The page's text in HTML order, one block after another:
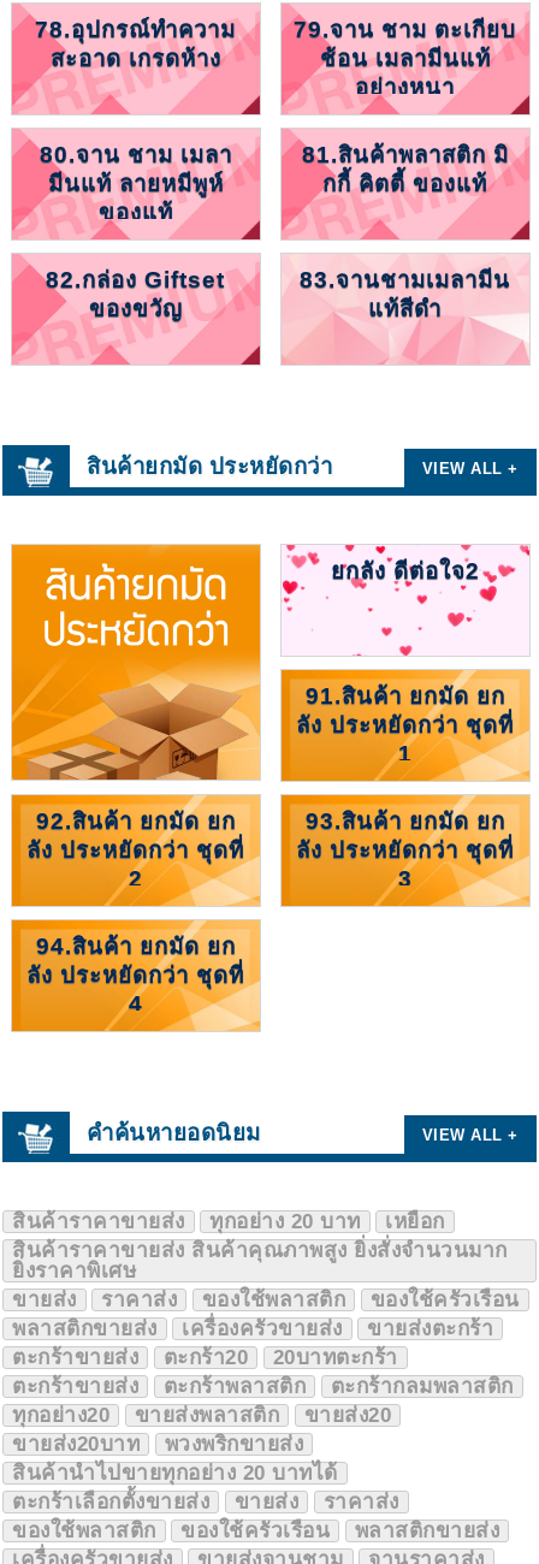
78.อุปกรณ์ทำความ
สะอาด เกรดห้าง
79.จาน ชาม ตะเกียบ
ช้อน เมลามีนแท้
อย่างหนา
80.จาน ชาม เมลา
มีนแท้ ลายหมีพูห์
ของแท้
81.สินค้าพลาสติก มิ
กกี้ คิตตี้ ของแท้
82.กล่อง Giftset
ของขวัญ
83.จานชามเมลามีน
แท้สีดำ
สินค้ายกมัด ประหยัดกว่า VIEW ALL +
ยกลัง ดีต่อใจ2
91.สินค้า ยกมัด ยก
ลัง ประหยัดกว่า ชุดที่
1
92.สินค้า ยกมัด ยก
ลัง ประหยัดกว่า ชุดที่
2
93.สินค้า ยกมัด ยก
ลัง ประหยัดกว่า ชุดที่
3
94.สินค้า ยกมัด ยก
ลัง ประหยัดกว่า ชุดที่
4
คำค้นหายอดนิยม VIEW ALL +
สินค้าราคาขายส่ง ทุกอย่าง 20 บาท
เหยือก
สินค้าราคาขายส่ง สินค้าคุณภาพสูง ยิ่งสั่งจำนวนมาก
ยิ่งราคาพิเศษ
ขายส่ง
ราคาส่ง ของใช้พลาสติก
ของใช้ครัวเรือน
พลาสติกขายส่ง
เครื่องครัวขายส่ง
ขายส่งตะกร้า
ตะกร้าขายส่ง
ตะกร้า20
20บาทตะกร้า
ตะกร้าขายส่ง
ตะกร้าพลาสติก
ตะกร้ากลมพลาสติก
ทุกอย่าง20
ขายส่งพลาสติก
ขายส่ง20
ขายส่ง20บาท
พวงพริกขายส่ง
สินค้านำไปขายทุกอย่าง 20 บาทได้
ตะกร้าเลือกตั้งขายส่ง
ขายส่ง
ราคาส่ง
ของใช้พลาสติก
ของใช้ครัวเรือน
พลาสติกขายส่ง
เครื่องครัวขายส่ง
ขายส่งจานชาม จานราคาส่ง